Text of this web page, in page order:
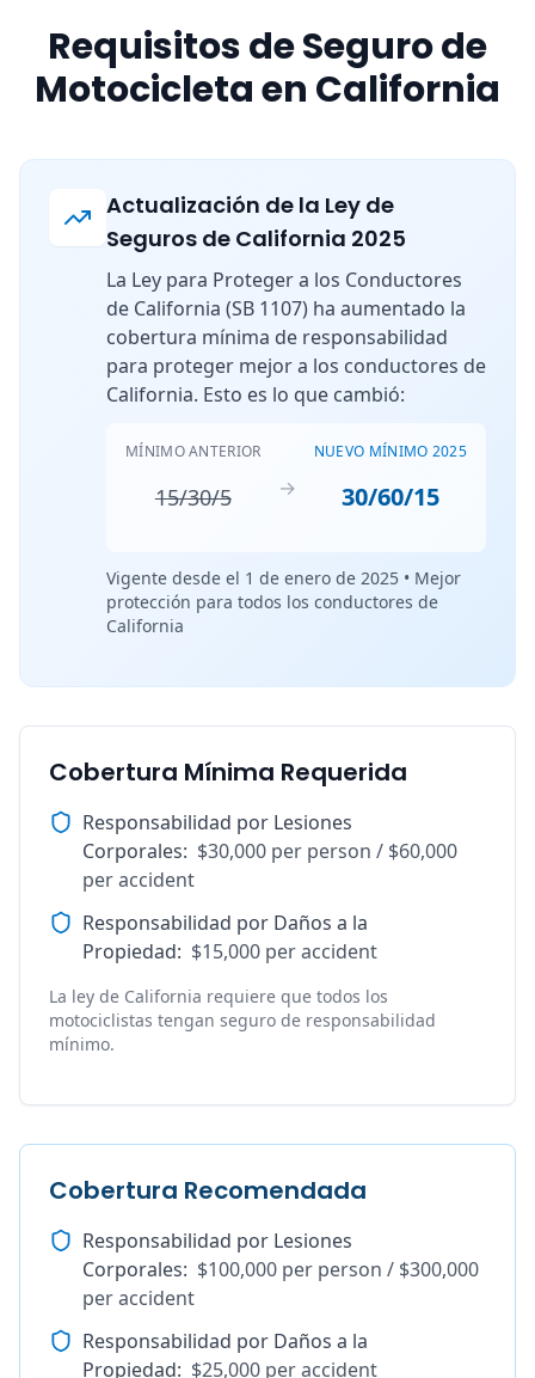
Requisitos de Seguro de
Motocicleta en California
Actualización de la Ley de
Seguros de California 2025
La Ley para Proteger a los Conductores
de California (SB 1107) ha aumentado la
cobertura mínima de responsabilidad
para proteger mejor a los conductores de
California. Esto es lo que cambió:
MÍNIMO ANTERIOR
15/30/5 →
NUEVO MÍNIMO 2025
30/60/15
Vigente desde el 1 de enero de 2025 • Mejor
protección para todos los conductores de
California
Cobertura Mínima Requerida
Responsabilidad por Lesiones
Corporales: $30,000 per person / $60,000
per accident
Responsabilidad por Daños a la
Propiedad: $15,000 per accident
La ley de California requiere que todos los
motociclistas tengan seguro de responsabilidad
mínimo.
Cobertura Recomendada
Responsabilidad por Lesiones
Corporales: $100,000 per person / $300,000
per accident
Responsabilidad por Daños a la
Propiedad: $25,000 per accident